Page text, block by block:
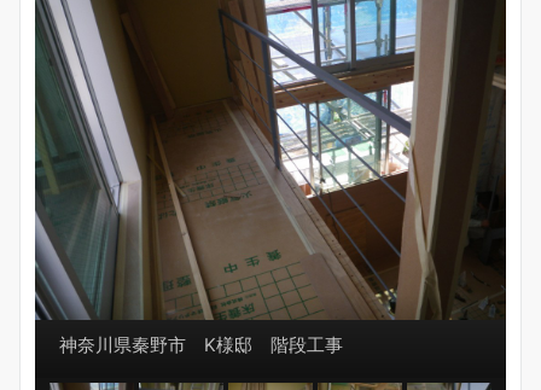
神奈川県秦野市 K様邸 階段工事